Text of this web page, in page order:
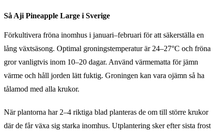
Så Aji Pineapple Large i Sverige
Förkultivera fröna inomhus i januari–februari för att säkerställa en
lång växtsäsong. Optimal groningstemperatur är 24–27°C och fröna
gror vanligtvis inom 10–20 dagar. Använd värmematta för jämn
värme och håll jorden lätt fuktig. Groningen kan vara ojämn så ha
tålamod med alla krukor.
När plantorna har 2–4 riktiga blad planteras de om till större krukor
där de får växa sig starka inomhus. Utplantering sker efter sista frost